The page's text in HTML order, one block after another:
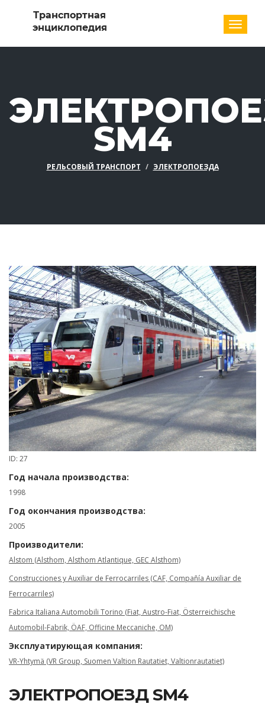
SM4
РЕЛЬСОВЫЙ ТРАНСПОРТ ЭЛЕКТРОПОЕЗДА
ID: 27
Год начала производства:
1998
Год окончания производства:
2005
Производители:
Alstom (Alsthom, Alsthom Atlantique, GEC Alsthom)
Construcciones y Auxiliar de Ferrocarriles (CAF, Compañía Auxiliar de
Ferrocarriles)
Fabrica Italiana Automobili Torino (Fiat, Austro-Fiat, Österreichische
Automobil-Fabrik, ÖAF, Officine Meccaniche, OM)
Эксплуатирующая компания:
VR-Yhtymä (VR Group, Suomen Valtion Rautatiet, Valtionrautatiet)
ЭЛЕКТРОПОЕЗД SM4